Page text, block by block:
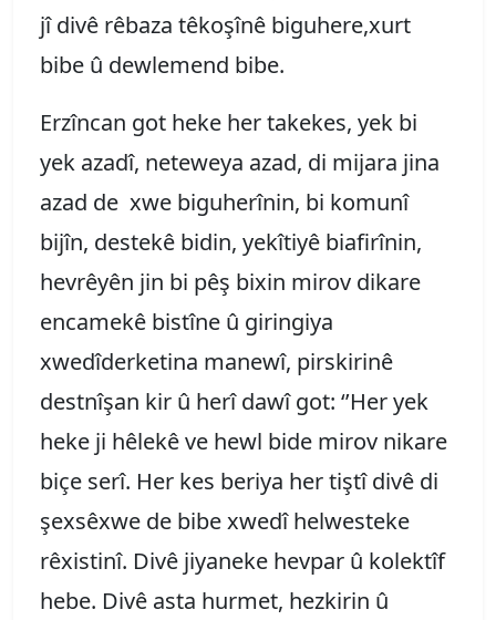
jî divê rêbaza têkoşînê biguhere,xurt
bibe û dewlemend bibe.
Erzîncan got heke her takekes, yek bi
yek azadî, neteweya azad, di mijara jina
azad de xwe biguherînin, bi komunî
bijîn, destekê bidin, yekîtiyê biafirînin,
hevrêyên jin bi pêş bixin mirov dikare
encamekê bistîne û giringiya
xwedîderketina manewî, pirskirinê
destnîşan kir û herî dawî got: ‘’Her yek
heke ji hêlekê ve hewl bide mirov nikare
biçe serî. Her kes beriya her tiştî divê di
şexsêxwe de bibe xwedî helwesteke
rêxistinî. Divê jiyaneke hevpar û kolektîf
hebe. Divê asta hurmet, hezkirin û